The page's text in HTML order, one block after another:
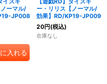
ーマル/
JP008
入れる
ー・リリス【ノーマル/
効果】RD/KP19-JP009
20円(税込)
在庫なし